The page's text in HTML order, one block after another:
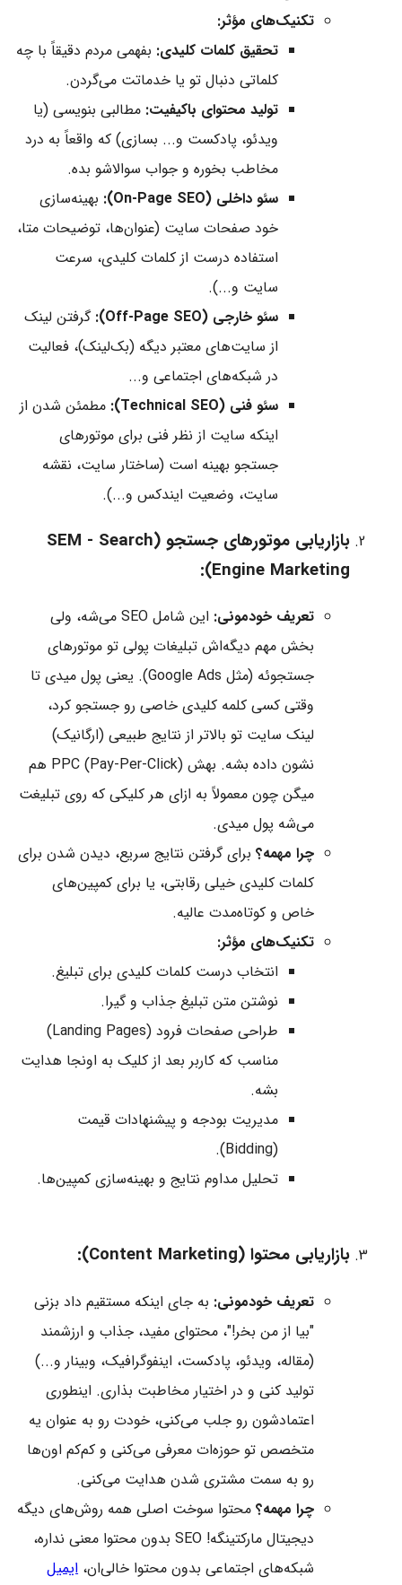
تکنیک‌های مؤثر:
تحقیق کلمات کلیدی: بفهمی مردم دقیقاً با چه
کلماتی دنبال تو یا خدماتت می‌گردن.
تولید محتوای باکیفیت: مطالبی بنویسی (یا
ویدئو، پادکست و... بسازی) که واقعاً به درد
مخاطب بخوره و جواب سوالاشو بده.
سئو داخلی (On-Page SEO):
بهینه‌سازی
خود صفحات سایت (عنوان‌ها، توضیحات متا،
استفاده درست از کلمات کلیدی، سرعت
سایت و...).
سئو خارجی (Off-Page SEO):
گرفتن لینک
از سایت‌های معتبر دیگه (بک‌لینک)، فعالیت
در شبکه‌های اجتماعی و...
سئو فنی (Technical SEO):
مطمئن شدن از
اینکه سایت از نظر فنی برای موتورهای
جستجو بهینه است (ساختار سایت، نقشه
سایت، وضعیت ایندکس و...).
بازاریابی موتورهای جستجو (SEM - Search
Engine Marketing):
تعریف خودمونی:
این شامل SEO می‌شه، ولی
بخش مهم دیگه‌اش تبلیغات پولی تو موتورهای
جستجوئه (مثل Google Ads). یعنی پول میدی تا
وقتی کسی کلمه کلیدی خاصی رو جستجو کرد،
لینک سایت تو بالاتر از نتایج طبیعی (ارگانیک)
نشون داده بشه. بهش PPC (Pay-Per-Click) هم
میگن چون معمولاً به ازای هر کلیکی که روی تبلیغت
می‌شه پول میدی.
چرا مهمه؟برای گرفتن نتایج سریع، دیدن شدن برای
کلمات کلیدی خیلی رقابتی، یا برای کمپین‌های
خاص و کوتاه‌مدت عالیه.
تکنیک‌های مؤثر:
انتخاب درست کلمات کلیدی برای تبلیغ.
نوشتن متن تبلیغ جذاب و گیرا.
طراحی صفحات فرود (Landing Pages)
مناسب که کاربر بعد از کلیک به اونجا هدایت
بشه.
مدیریت بودجه و پیشنهادات قیمت
(Bidding).
تحلیل مداوم نتایج و بهینه‌سازی کمپین‌ها.
بازاریابی محتوا (Content Marketing):
تعریف خودمونی: به جای اینکه مستقیم داد بزنی
"بیا از من بخر!"، محتوای مفید، جذاب و ارزشمند
(مقاله، ویدئو، پادکست، اینفوگرافیک، وبینار و...)
تولید کنی و در اختیار مخاطبت بذاری. اینطوری
اعتمادشون رو جلب می‌کنی، خودت رو به عنوان یه
متخصص تو حوزه‌ات معرفی می‌کنی و کم‌کم اون‌ها
رو به سمت مشتری شدن هدایت می‌کنی.
چرا مهمه؟محتوا سوخت اصلی همه روش‌های دیگه
دیجیتال مارکتینگه! SEO بدون محتوا معنی نداره،
شبکه‌های اجتماعی بدون محتوا خالی‌ان، ایمیل